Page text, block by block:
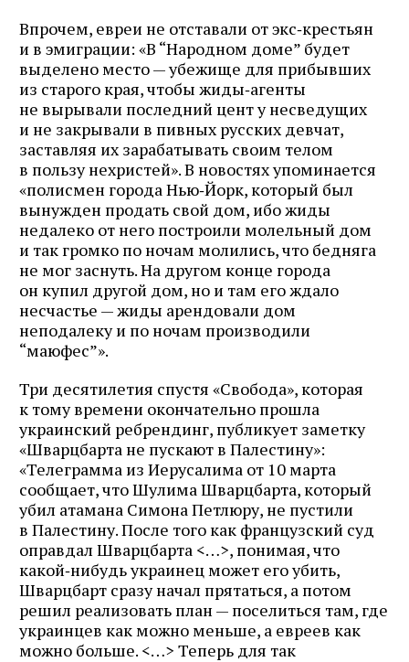
Впрочем, евреи не отставали от экс‑крестьян
и в эмиграции: «В “Народном доме” будет
выделено место — убежище для прибывших
из старого края, чтобы жиды‑агенты
не вырывали последний цент у несведущих
и не закрывали в пивных русских девчат,
заставляя их зарабатывать своим телом
в пользу нехристей». В новостях упоминается
«полисмен города Нью‑Йорк, который был
вынужден продать свой дом, ибо жиды
недалеко от него построили молельный дом
и так громко по ночам молились, что бедняга
не мог заснуть. На другом конце города
он купил другой дом, но и там его ждало
несчастье — жиды арендовали дом
неподалеку и по ночам производили
“маюфес”».
Три десятилетия спустя «Свобода», которая
к тому времени окончательно прошла
украинский ребрендинг, публикует заметку
«Шварцбарта не пускают в Палестину»:
«Телеграмма из Иерусалима от 10 марта
сообщает, что Шулима Шварцбарта, который
убил атамана Симона Петлюру, не пустили
в Палестину. После того как французский суд
оправдал Шварцбарта <…>, понимая, что
какой‑нибудь украинец может его убить,
Шварцбарт сразу начал прятаться, а потом
решил реализовать план — поселиться там, где
украинцев как можно меньше, а евреев как
можно больше. <…> Теперь для так